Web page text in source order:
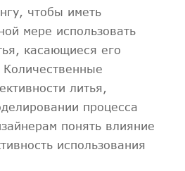
чтобы иметь
мере использовать
касающиеся его
Количественные
литья,
процесса
понять влияние
использования